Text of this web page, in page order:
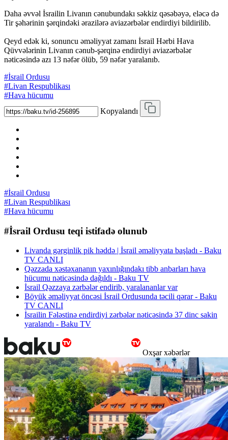
Daha əvvəl İsrailin Livanın cənubundakı səkkiz qəsəbəyə, eləcə də
Tir şəhərinin şərqindəki ərazilərə aviazərbələr endirdiyi bildirilib.
Qeyd edək ki, sonuncu əməliyyat zamanı İsrail Hərbi Hava
Qüvvələrinin Livanın cənub-şərqinə endirdiyi aviazərbələr
nəticəsində azı 13 nəfər ölüb, 59 nəfər yaralanıb.
#İsrail Ordusu
#Livan Respublikası
#Hava hücumu
Kopyalandı
#İsrail Ordusu
#Livan Respublikası
#Hava hücumu
#İsrail Ordusu teqi istifadə olunub
Livanda gərginlik pik həddə | İsrail əməliyyata başladı - Baku
TV CANLI
Qəzzada xəstəxananın yaxınlığındakı tibb anbarları hava
hücumu nəticəsində dağıldı - Baku TV
İsrail Qəzzaya zərbələr endirib, yaralananlar var
Böyük əməliyyat öncəsi İsrail Ordusunda təcili qərar - Baku
TV CANLI
İsrailin Fələstinə endirdiyi zərbələr nəticəsində 37 dinc sakin
yaralandı - Baku TV
Oxşar xəbərlər